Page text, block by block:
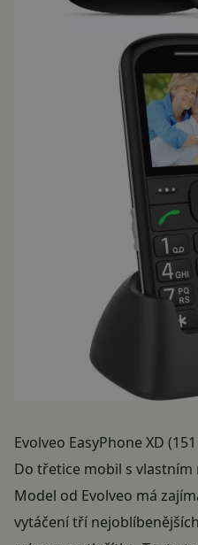
Evolveo EasyPhone XD
Do třetice mobil s
Model od Evolveo má
vytáčení tří